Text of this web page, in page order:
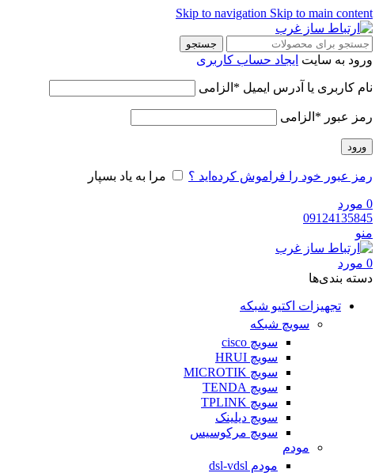
Skip to navigation Skip to main content
جستجو
ورود به سایت ایجاد حساب کاربری
نام کاربری یا آدرس ایمیل * الزامی
رمز عبور * الزامی
ورود
رمز عبور خود را فراموش کرده‌اید ؟ مرا به یاد بسپار
0 مورد
09124135845
منو
0 مورد
دسته‌ بندی‌ها
تجهیزات اکتیو شبکه
سویچ شبکه
سویچ cisco
سویچ HRUI
سویچ MICROTIK
سویچ TENDA
سویچ TPLINK
سویچ دیلینک
سویچ مرکوسیس
مودم
مودم dsl-vdsl